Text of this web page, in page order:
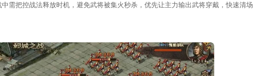
需把控战法释放时机，避免武将被集火秒杀，优先让主力输出武将穿戴，快速清场